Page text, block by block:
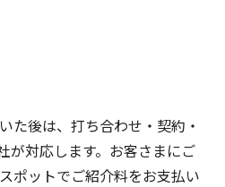
た後は、打ち合わせ・契約・
が対応します。お客さまにご
ポットでご紹介料をお支払い